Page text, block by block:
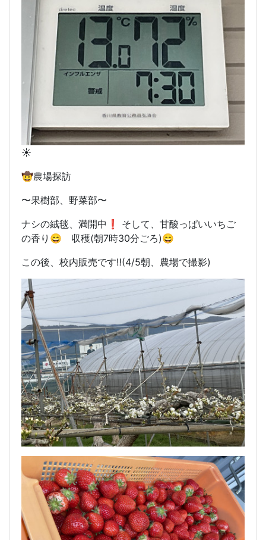
☀️
🤠農場探訪
〜果樹部、野菜部〜
ナシの絨毯、満開中❗️ そして、甘酸っぱいいちご
の香り😄 収穫(朝7時30分ごろ)😄
この後、校内販売です‼️(4/5朝、農場で撮影)